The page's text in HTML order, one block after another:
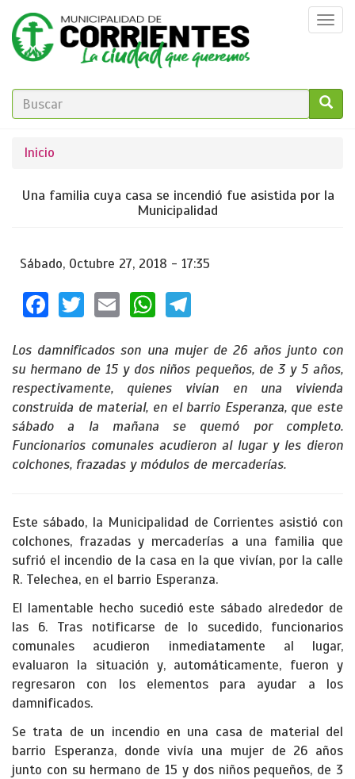
Pasar
contenido
principal
FORMULARIO
BÚSQUEDA
Se
encuentra
Inicio
Una familia cuya casa se incendió fue asistida por la
Municipalidad
Sábado, Octubre 27, 2018 - 17:35
Facebook
TwitterEmailWhatsApp
Los damnificados son una mujer de 26 años junto con
su hermano de 15 y dos niños pequeños, de 3 y 5 años,
respectivamente, quienes vivían en una vivienda
construida de material, en el barrio Esperanza, que este
sábado a la mañana se quemó por completo.
Funcionarios comunales acudieron al lugar y les dieron
colchones, frazadas y módulos de mercaderías.
Este sábado, la Municipalidad de Corrientes asistió con
colchones, frazadas y mercaderías a una familia que
sufrió el incendio de la casa en la que vivían, por la calle
R. Telechea, en el barrio Esperanza.
El lamentable hecho sucedió este sábado alrededor de
las 6. Tras notificarse de lo sucedido, funcionarios
comunales acudieron inmediatamente al lugar,
evaluaron la situación y, automáticamente, fueron y
regresaron con los elementos para ayudar a los
damnificados.
Se trata de un incendio en una casa de material del
barrio Esperanza, donde vivía una mujer de 26 años
junto con su hermano de 15 y dos niños pequeños, de 3